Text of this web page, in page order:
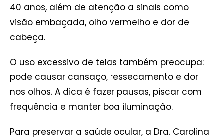
40 anos, além de atenção a sinais como
visão embaçada, olho vermelho e dor de
cabeça.
O uso excessivo de telas também preocupa:
pode causar cansaço, ressecamento e dor
nos olhos. A dica é fazer pausas, piscar com
frequência e manter boa iluminação.
Para preservar a saúde ocular, a Dra. Carolina